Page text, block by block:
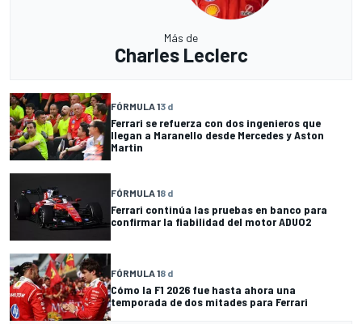
Más de
Charles Leclerc
FÓRMULA 13 d
Ferrari se refuerza con dos ingenieros que
llegan a Maranello desde Mercedes y Aston
Martin
FÓRMULA 18 d
Ferrari continúa las pruebas en banco para
confirmar la fiabilidad del motor ADUO2
FÓRMULA 18 d
Cómo la F1 2026 fue hasta ahora una
temporada de dos mitades para Ferrari